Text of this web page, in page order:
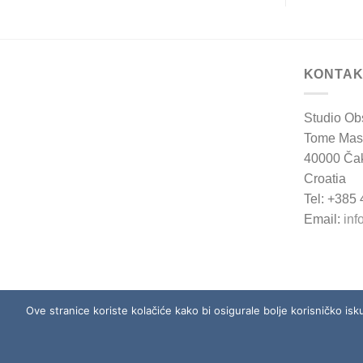
Studio
Tome
40000
Croatia
Tel: +385
Email:
Ove stranice koriste kolačiće kako bi osigurale bolje korisničko